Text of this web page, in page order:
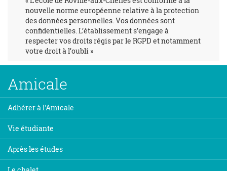
nouvelle norme européenne relative à la protection
des données personnelles. Vos données sont
confidentielles. L’établissement s’engage à
respecter vos droits régis par le RGPD et notamment
votre droit à l’oubli »
Amicale
Adhérer à l'Amicale
Vie étudiante
Après les études